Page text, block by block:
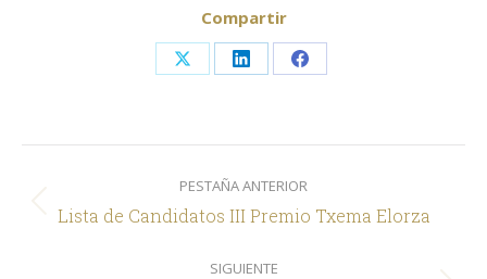
Compartir
Share
X
Share
LinkedIn
Share
Facebook
comentarios
PESTAÑA ANTERIOR
Pestaña
Lista de Candidatos III Premio Txema Elorza
SIGUIENTE